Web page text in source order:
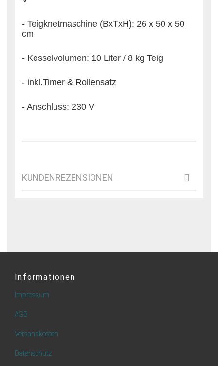
- Teigknetmaschine (BxTxH): 26 x 50 x 50
cm
- Kesselvolumen: 10 Liter / 8 kg Teig
- inkl.Timer & Rollensatz
- Anschluss: 230 V
KUNDENREZENSIONEN
Informationen
Impressum
AGB
Versandkosten
Datenschutz